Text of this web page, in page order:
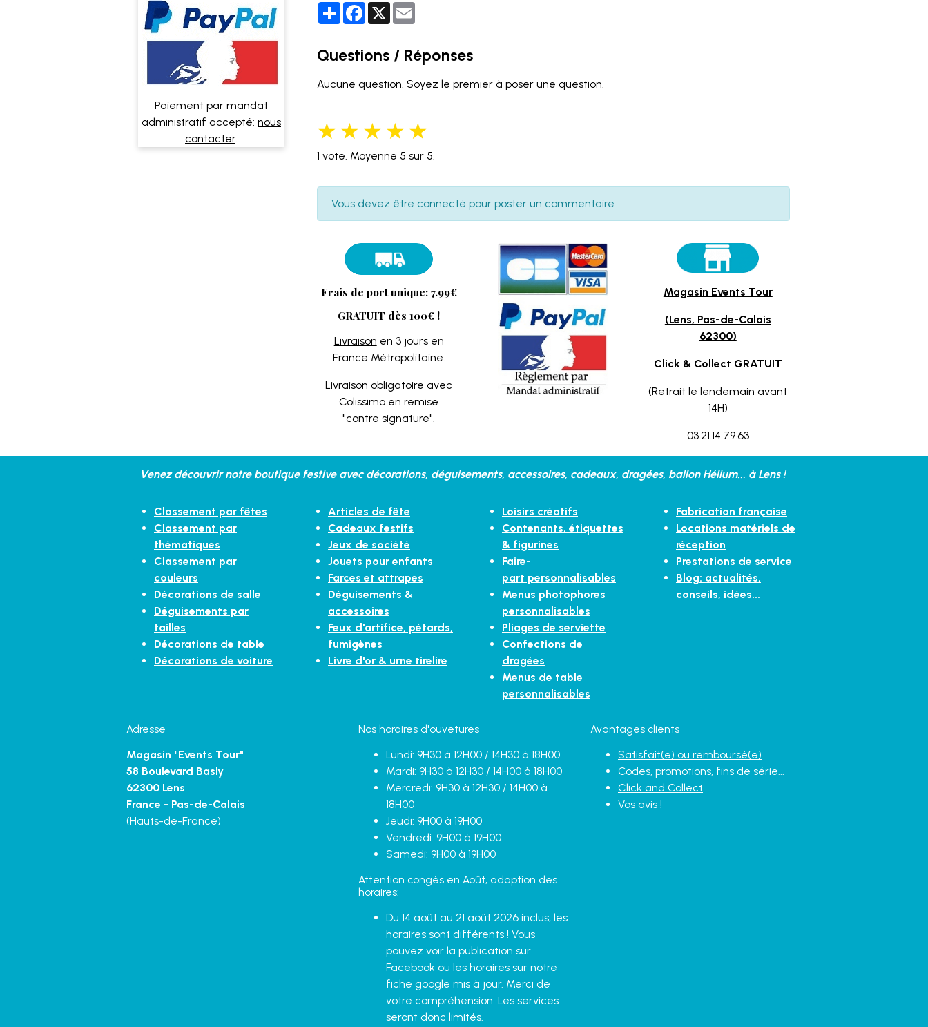
PartagerFacebook
X
Questions / Réponses
Aucune question. Soyez le premier à poser une question.
★ ★ ★ ★ ★
1 vote. Moyenne 5 sur 5.
Vous devez être connecté pour poster un commentaire
Frais de port unique: 7.99€
GRATUIT dès 100€ !
Livraison en 3 jours en
France Métropolitaine.
Livraison obligatoire avec
Colissimo en remise
"contre signature".
Magasin Events Tour
(Lens, Pas-de-Calais
62300)
Click & Collect GRATUIT
(Retrait le lendemain avant
14H)
03.21.14.79.63
Paiement par mandat
administratif accepté: nous
contacter.
Venez découvrir notre boutique festive avec décorations, déguisements, accessoires, cadeaux, dragées, ballon Hélium... à Lens !
Classement par fêtes
Classement par
thématiques
Classement par
couleurs
Décorations de salle
Déguisements par
tailles
Décorations de table
Décorations de voiture
Articles de fête
Cadeaux festifs
Jeux de société
Jouets pour enfants
Farces et attrapes
Déguisements &
accessoires
Feux d'artifice, pétards,
fumigènes
Livre d'or & urne tirelire
Loisirs créatifs
Contenants, étiquettes
& figurines
Faire-
part personnalisables
Menus photophores
personnalisables
Pliages de serviette
Confections de
dragées
Menus de table
personnalisables
Fabrication française
Locations matériels de
réception
Prestations de service
Blog: actualités,
conseils, idées...
Adresse
Magasin "Events Tour"
58 Boulevard Basly
62300 Lens
France - Pas-de-Calais
(Hauts-de-France)
Nos horaires d'ouvetures
Lundi: 9H30 à 12H00 / 14H30 à 18H00
Mardi: 9H30 à 12H30 / 14H00 à 18H00
Mercredi: 9H30 à 12H30 / 14H00 à
18H00
Jeudi: 9H00 à 19H00
Vendredi: 9H00 à 19H00
Samedi: 9H00 à 19H00
Attention congès en Août, adaption des
horaires:
Du 14 août au 21 août 2026 inclus, les
horaires sont différents ! Vous
pouvez voir la publication sur
Facebook ou les horaires sur notre
fiche google mis à jour. Merci de
votre compréhension. Les services
seront donc limités.
Avantages clients
Satisfait(e) ou remboursé(e)
Codes, promotions, fins de série...
Click and Collect
Vos avis !